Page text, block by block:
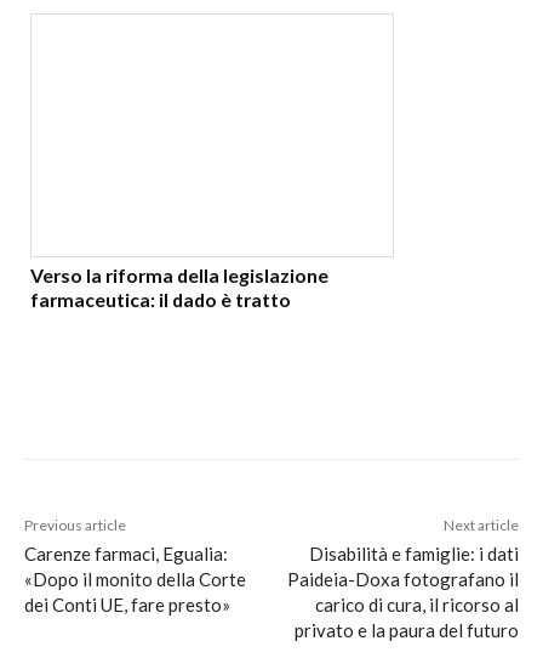
Verso la riforma della legislazione
farmaceutica: il dado è tratto
Previous article
Carenze farmaci, Egualia:
«Dopo il monito della Corte
dei Conti UE, fare presto»
Next article
Disabilità e famiglie: i dati
Paideia-Doxa fotografano il
carico di cura, il ricorso al
privato e la paura del futuro